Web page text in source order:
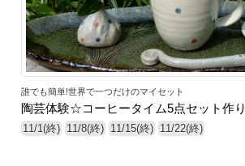
誰でも簡単!世界で一つだけのマイセット
陶芸体験☆コーヒータイム5点セット作り
11/1(終) 11/8(終) 11/15(終) 11/22(終)